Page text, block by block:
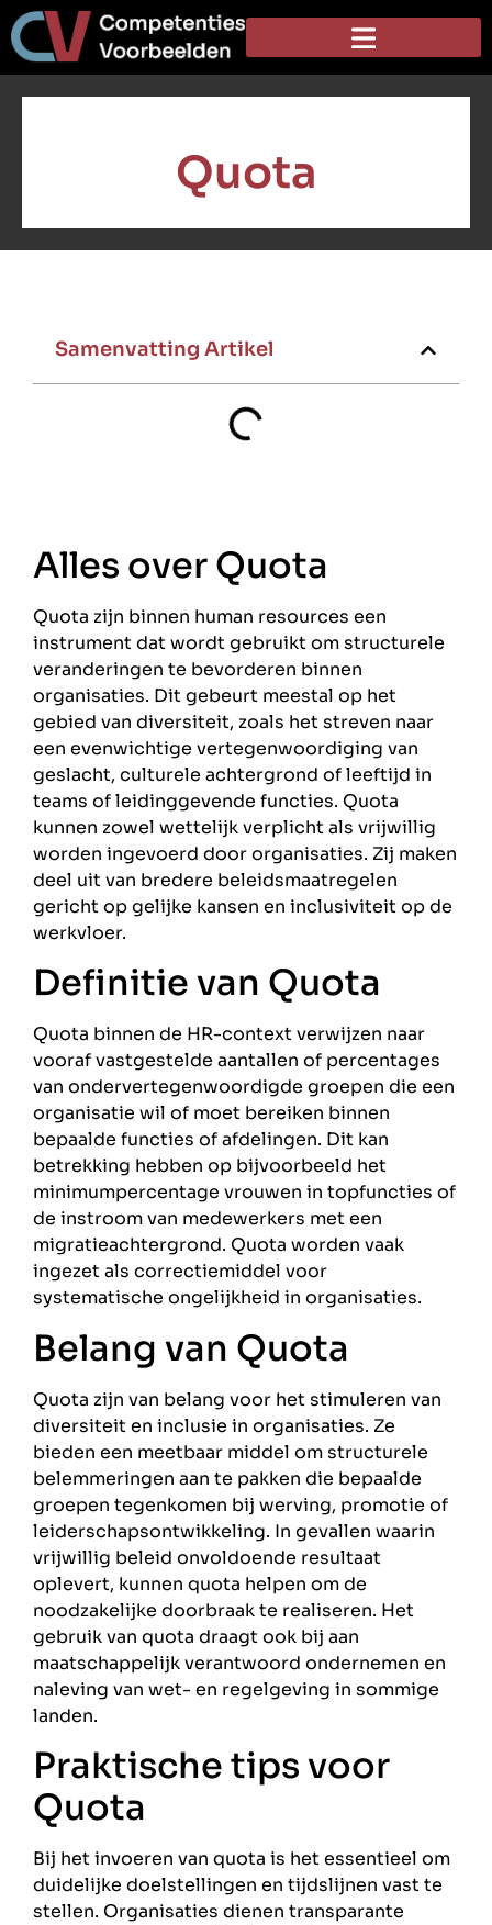
Quota
Samenvatting Artikel
Alles over Quota
Quota zijn binnen human resources een
instrument dat wordt gebruikt om structurele
veranderingen te bevorderen binnen
organisaties. Dit gebeurt meestal op het
gebied van diversiteit, zoals het streven naar
een evenwichtige vertegenwoordiging van
geslacht, culturele achtergrond of leeftijd in
teams of leidinggevende functies. Quota
kunnen zowel wettelijk verplicht als vrijwillig
worden ingevoerd door organisaties. Zij maken
deel uit van bredere beleidsmaatregelen
gericht op gelijke kansen en inclusiviteit op de
werkvloer.
Definitie van Quota
Quota binnen de HR-context verwijzen naar
vooraf vastgestelde aantallen of percentages
van ondervertegenwoordigde groepen die een
organisatie wil of moet bereiken binnen
bepaalde functies of afdelingen. Dit kan
betrekking hebben op bijvoorbeeld het
minimumpercentage vrouwen in topfuncties of
de instroom van medewerkers met een
migratieachtergrond. Quota worden vaak
ingezet als correctiemiddel voor
systematische ongelijkheid in organisaties.
Belang van Quota
Quota zijn van belang voor het stimuleren van
diversiteit en inclusie in organisaties. Ze
bieden een meetbaar middel om structurele
belemmeringen aan te pakken die bepaalde
groepen tegenkomen bij werving, promotie of
leiderschapsontwikkeling. In gevallen waarin
vrijwillig beleid onvoldoende resultaat
oplevert, kunnen quota helpen om de
noodzakelijke doorbraak te realiseren. Het
gebruik van quota draagt ook bij aan
maatschappelijk verantwoord ondernemen en
naleving van wet- en regelgeving in sommige
landen.
Praktische tips voor
Quota
Bij het invoeren van quota is het essentieel om
duidelijke doelstellingen en tijdslijnen vast te
stellen. Organisaties dienen transparante